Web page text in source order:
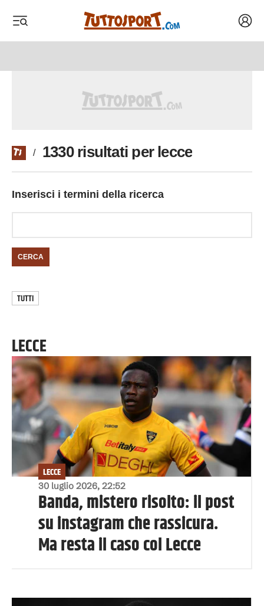
/ 1330 risultati per lecce
Inserisci i termini della ricerca
CERCA
TUTTI
LECCE
30 luglio 2026, 22:52
LECCE
Banda, mistero risolto: il post
su instagram che rassicura.
Ma resta il caso col Lecce